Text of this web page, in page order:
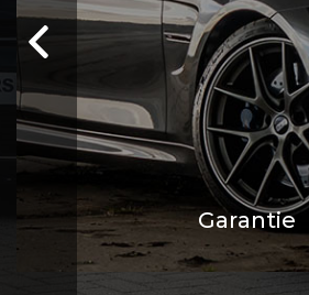
Garantie